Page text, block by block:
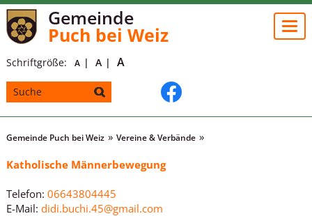
Gemeinde
Puch bei Weiz
Schriftgröße: A A A
Gemeinde Puch bei Weiz Vereine & Verbände
Katholische Männerbewegung
Telefon: 06643804445
E-Mail: didi.buchi.45@gmail.com